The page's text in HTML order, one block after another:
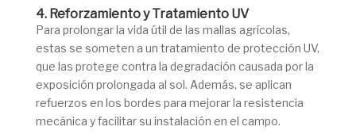
4. Reforzamiento y Tratamiento UV
Para prolongar la vida útil de las mallas agrícolas,
estas se someten a un tratamiento de protección UV,
que las protege contra la degradación causada por la
exposición prolongada al sol. Además, se aplican
refuerzos en los bordes para mejorar la resistencia
mecánica y facilitar su instalación en el campo.